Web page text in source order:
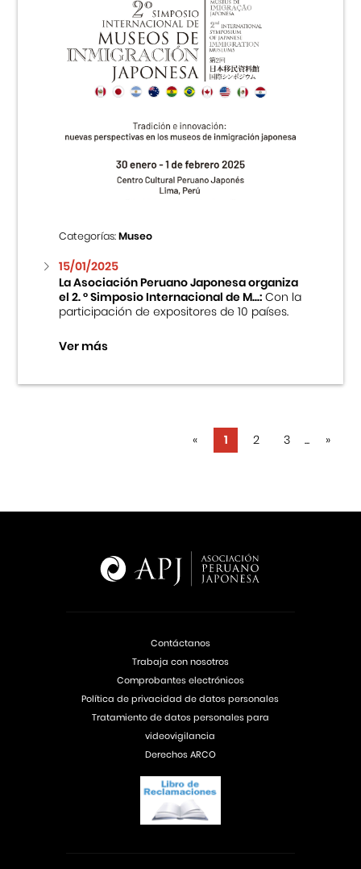
Categorías:Museo
15/01/2025
La Asociación Peruano Japonesa organiza
el 2. ° Simposio Internacional de M...:Con la
participación de expositores de 10 países.
Ver más
« 1 2 3 ... »
Contáctanos
Trabaja con nosotros
Comprobantes electrónicos
Política de privacidad de datos personales
Tratamiento de datos personales para
videovigilancia
Derechos ARCO